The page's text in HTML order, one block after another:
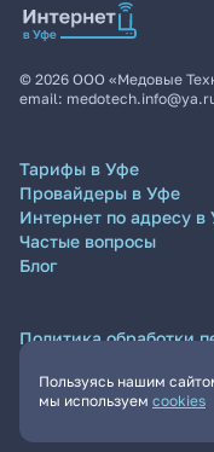
Пользуясь нашим
мы используем cookies
© 2026 ООО «Медовые
email:
Тарифы в Уфе
Провайдеры в Уфе
Интернет по адресу в
Частые вопросы
Блог
Политика обработки
Пользовательское